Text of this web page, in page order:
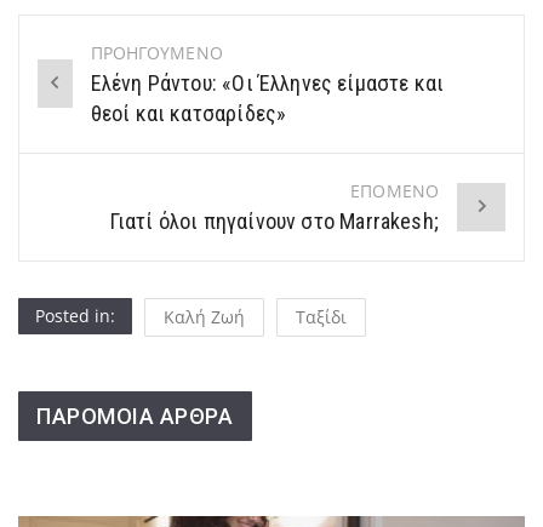
Post
navigation
ΠΡΟΗΓΟΥΜΕΝΟ
Ελένη Ράντου: «Οι Έλληνες είμαστε και
θεοί και κατσαρίδες»
ΕΠΟΜΕΝΟ
Γιατί όλοι πηγαίνουν στο Marrakesh;
Posted in: Καλή Ζωή Ταξίδι
ΠΑΡΟΜΟΙΑ ΑΡΘΡΑ